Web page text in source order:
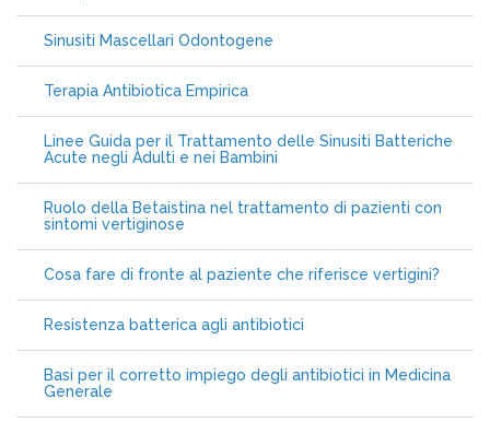
Sinusiti Mascellari Odontogene
Terapia Antibiotica Empirica
Linee Guida per il Trattamento delle Sinusiti Batteriche
Acute negli Adulti e nei Bambini
Ruolo della Betaistina nel trattamento di pazienti con
sintomi vertiginose
Cosa fare di fronte al paziente che riferisce vertigini?
Resistenza batterica agli antibiotici
Basi per il corretto impiego degli antibiotici in Medicina
Generale